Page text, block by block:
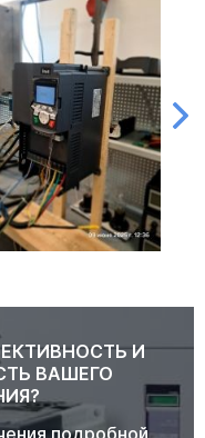
И
ВАШЕГО
подробной